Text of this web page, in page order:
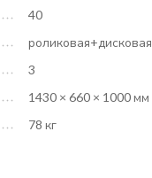
40
роликовая+дисковая
3
1430 × 660 × 1000 мм
78 кг